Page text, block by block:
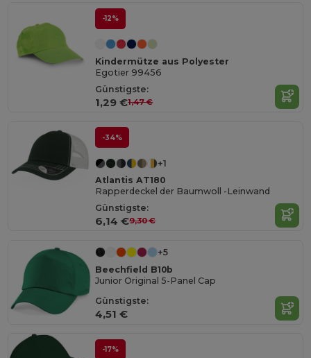
-12%
Kindermütze aus Polyester
Egotier 99456
Günstigste:
1,29 €1,47 €
-34%
+1
Atlantis AT180
Rapperdeckel der Baumwoll -Leinwand
Günstigste:
6,14 €9,30 €
+5
Beechfield B10b
Junior Original 5-Panel Cap
Günstigste:
4,51 €
-17%